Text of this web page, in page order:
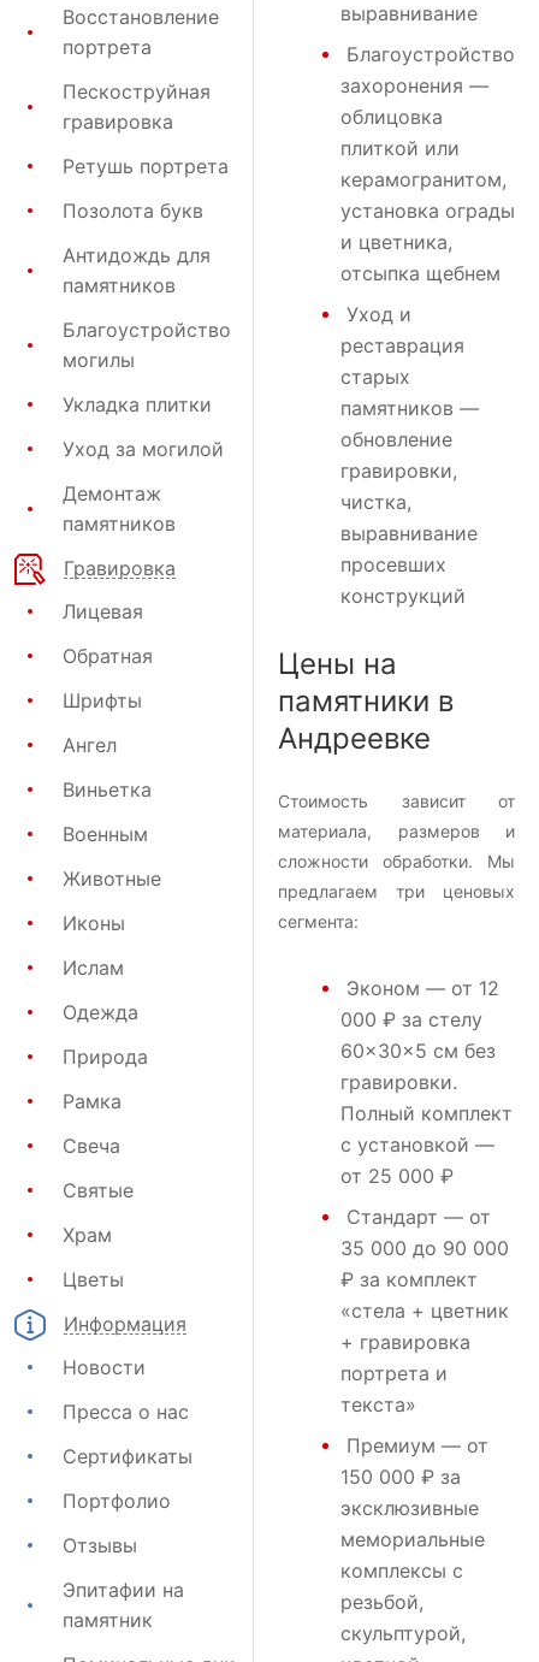
Восстановление
портрета
Пескоструйная
гравировка
Ретушь портрета
Позолота букв
Антидождь для
памятников
Благоустройство
могилы
Укладка плитки
Уход за могилой
Демонтаж
памятников
Гравировка
Лицевая
Обратная
Шрифты
Ангел
Виньетка
Военным
Животные
Иконы
Ислам
Одежда
Природа
Рамка
Свеча
Святые
Храм
Цветы
Информация
Новости
Пресса о нас
Сертификаты
Портфолио
Отзывы
Эпитафии на
памятник
выравнивание
Благоустройство
захоронения —
облицовка
плиткой или
керамогранитом,
установка ограды
и цветника,
отсыпка щебнем
Уход и
реставрация
старых
памятников —
обновление
гравировки,
чистка,
выравнивание
просевших
конструкций
Цены на
памятники в
Андреевке
Стоимость зависит от
материала, размеров и
сложности обработки. Мы
предлагаем три ценовых
сегмента:
Эконом — от 12
000 ₽ за стелу
60×30×5 см без
гравировки.
Полный комплект
с установкой —
от 25 000 ₽
Стандарт — от
35 000 до 90 000
₽ за комплект
«стела + цветник
+ гравировка
портрета и
текста»
Премиум — от
150 000 ₽ за
эксклюзивные
мемориальные
комплексы с
резьбой,
скульптурой,